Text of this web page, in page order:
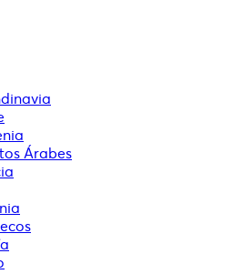
Árabes